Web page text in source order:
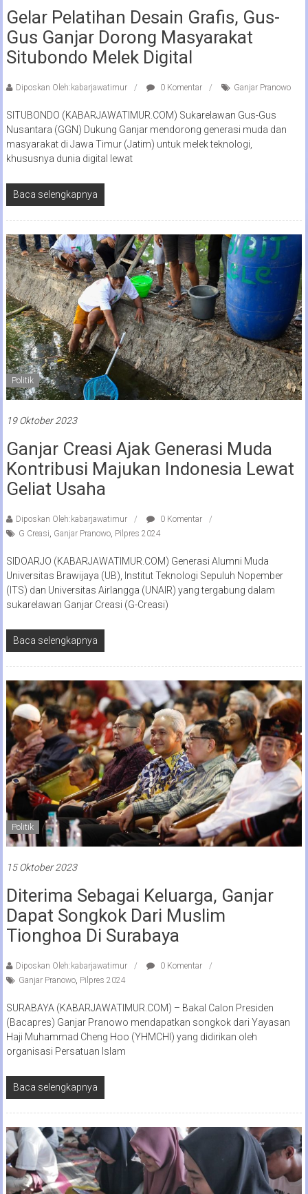
Gelar Pelatihan Desain Grafis, Gus-
Gus Ganjar Dorong Masyarakat
Situbondo Melek Digital
Diposkan Oleh:kabarjawatimur 0 Komentar Ganjar Pranowo
SITUBONDO (KABARJAWATIMUR.COM) Sukarelawan Gus-Gus
Nusantara (GGN) Dukung Ganjar mendorong generasi muda dan
masyarakat di Jawa Timur (Jatim) untuk melek teknologi,
khususnya dunia digital lewat
Baca selengkapnya
Politik
19 Oktober 2023
Ganjar Creasi Ajak Generasi Muda
Kontribusi Majukan Indonesia Lewat
Geliat Usaha
Diposkan Oleh:kabarjawatimur
0 Komentar
G Creasi, Ganjar Pranowo, Pilpres 2024
SIDOARJO (KABARJAWATIMUR.COM) Generasi Alumni Muda
Universitas Brawijaya (UB), Institut Teknologi Sepuluh Nopember
(ITS) dan Universitas Airlangga (UNAIR) yang tergabung dalam
sukarelawan Ganjar Creasi (G-Creasi)
Baca selengkapnya
Politik
15 Oktober 2023
Diterima Sebagai Keluarga, Ganjar
Dapat Songkok Dari Muslim
Tionghoa Di Surabaya
Diposkan Oleh:kabarjawatimur
0 Komentar
Ganjar Pranowo, Pilpres 2024
SURABAYA (KABARJAWATIMUR.COM) – Bakal Calon Presiden
(Bacapres) Ganjar Pranowo mendapatkan songkok dari Yayasan
Haji Muhammad Cheng Hoo (YHMCHI) yang didirikan oleh
organisasi Persatuan Islam
Baca selengkapnya